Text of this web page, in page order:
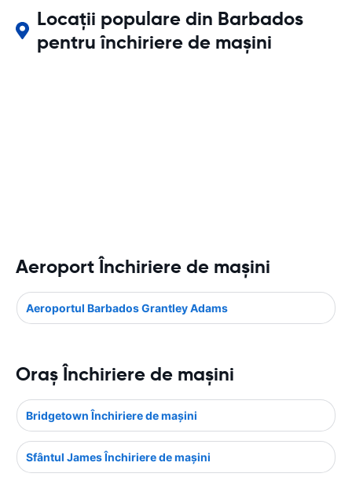
Locații populare din Barbados
pentru închiriere de mașini
Aeroport Închiriere de maşini
Aeroportul Barbados Grantley Adams
Oraş Închiriere de maşini
Bridgetown Închiriere de maşini
Sfântul James Închiriere de maşini